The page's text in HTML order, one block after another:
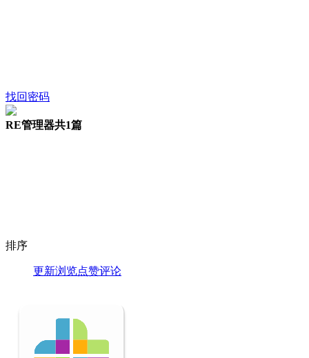
找回密码
RE管理器共1篇
排序
更新浏览点赞评论